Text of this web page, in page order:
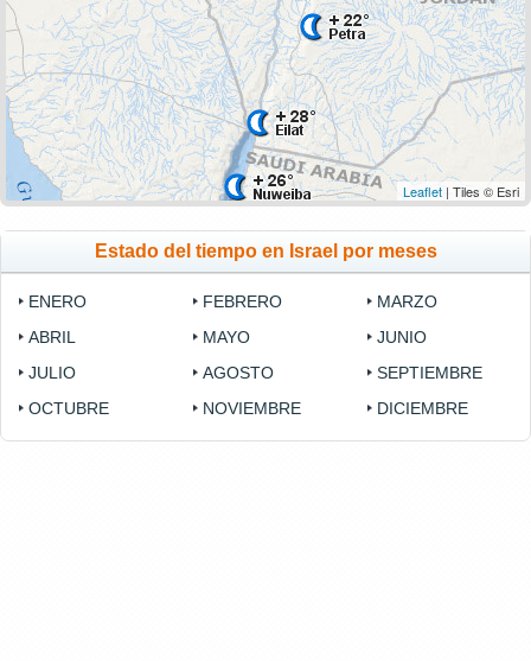
Leaflet | Tiles © Esri
Estado del tiempo en Israel por meses
ENERO FEBRERO
MARZO
ABRIL
MAYO
JUNIO
JULIO
AGOSTO
SEPTIEMBRE
OCTUBRE
NOVIEMBRE DICIEMBRE